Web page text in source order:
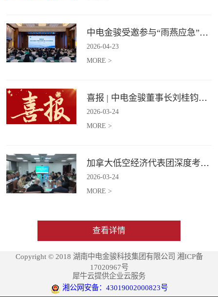
中电金骏受邀参与“雨燕应急”2026年度会议 协同打造空中应急力量
2026-04-23
MORE >
喜报 | 中电金骏董事长刘桂钧获雷锋街道第四届“雷锋榜样”模范人物称号
2026-03-24
MORE >
加拿大低空经济代表团深度考察中电金骏
2026-03-24
MORE >
查看详情
Copyright © 2018 湖南中电金骏科技集团有限公司 湘ICP备
17020967号
犀牛云提供企业云服务
湘公网安备：43019002000823号